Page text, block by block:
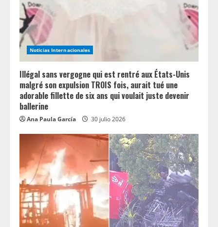
d
i
n
g
Noticias Internacionales
Illégal sans vergogne qui est rentré aux États-Unis
malgré son expulsion TROIS fois, aurait tué une
adorable fillette de six ans qui voulait juste devenir
ballerine
Ana Paula García 30 julio 2026